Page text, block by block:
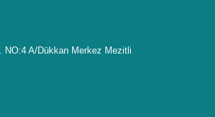
NO:4 A/Dükkan Merkez Mezitli